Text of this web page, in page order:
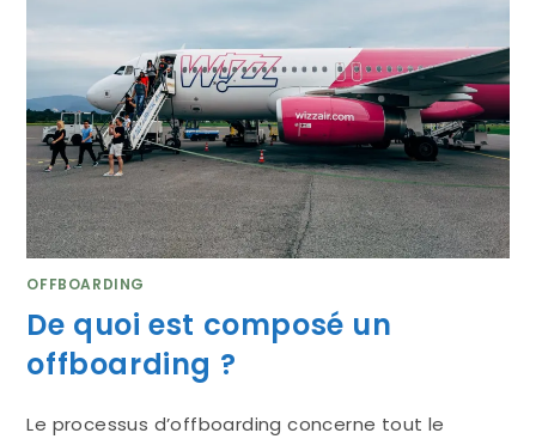
OFFBOARDING
De quoi est composé un
offboarding ?
Le processus d’offboarding concerne tout le